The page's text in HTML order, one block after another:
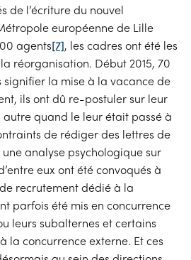
de l’écriture du nouvel
européenne de Lille
agents[7], les cadres ont été les
réorganisation. Début 2015, 70
signifier la mise à la vacance de
ils ont dû re-postuler sur leur
quand le leur était passé à
de rédiger des lettres de
analyse psychologique sur
eux ont été convoqués à
recrutement dédié à la
parfois été mis en concurrence
leurs subalternes et certains
la concurrence externe. Et ces